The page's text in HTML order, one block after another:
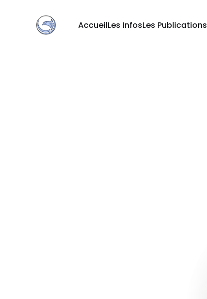
AccueilLes InfosLes Publications